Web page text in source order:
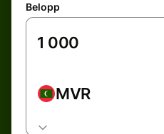
Belopp
MVR